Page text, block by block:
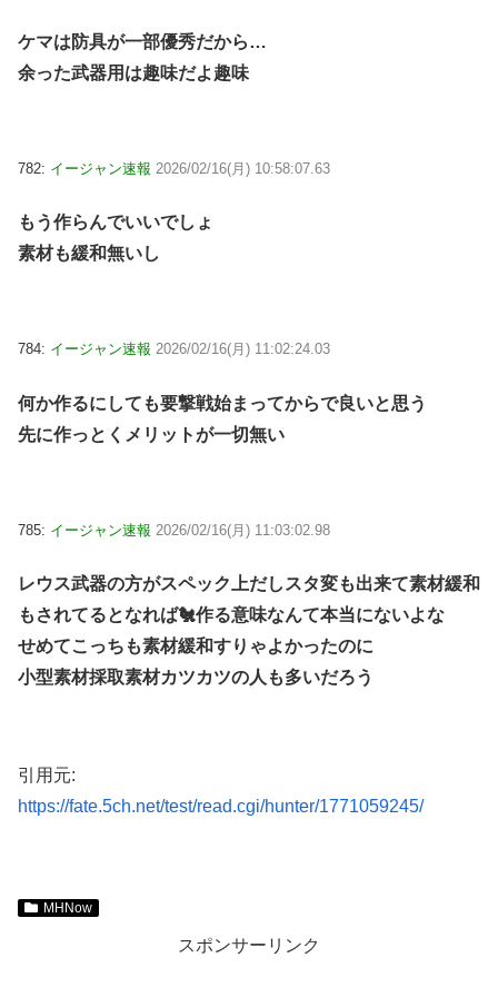
ケマは防具が一部優秀だから…
余った武器用は趣味だよ趣味
782: イージャン速報 2026/02/16(月) 10:58:07.63
もう作らんでいいでしょ
素材も緩和無いし
784: イージャン速報 2026/02/16(月) 11:02:24.03
何か作るにしても要撃戦始まってからで良いと思う
先に作っとくメリットが一切無い
785: イージャン速報 2026/02/16(月) 11:03:02.98
レウス武器の方がスペック上だしスタ変も出来て素材緩和
もされてるとなれば🐔作る意味なんて本当にないよな
せめてこっちも素材緩和すりゃよかったのに
小型素材採取素材カツカツの人も多いだろう
引用元:
https://fate.5ch.net/test/read.cgi/hunter/1771059245/
MHNow
スポンサーリンク